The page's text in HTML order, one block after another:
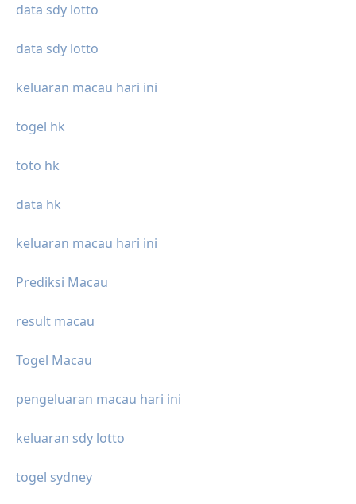
data sdy lotto
data sdy lotto
keluaran macau hari ini
togel hk
toto hk
data hk
keluaran macau hari ini
Prediksi Macau
result macau
Togel Macau
pengeluaran macau hari ini
keluaran sdy lotto
togel sydney